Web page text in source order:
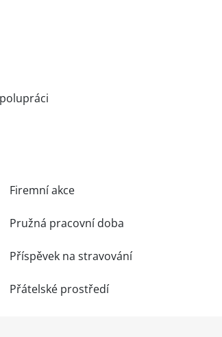
Firemní akce
Pružná pracovní doba
Příspěvek na stravování
Přátelské prostředí